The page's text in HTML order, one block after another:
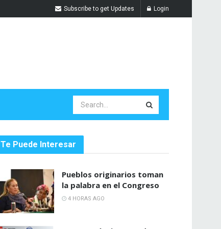
Subscribe to get Updates Login
Te Puede Interesar
Pueblos originarios toman
la palabra en el Congreso
4 HORAS AGO